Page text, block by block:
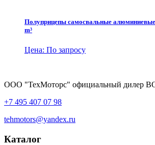
Полуприцепы самосвальные
m³
Цена: По запросу
ООО "ТехМоторс" официальный дилер
+7 495 407 07 98
tehmotors@yandex.ru
Каталог